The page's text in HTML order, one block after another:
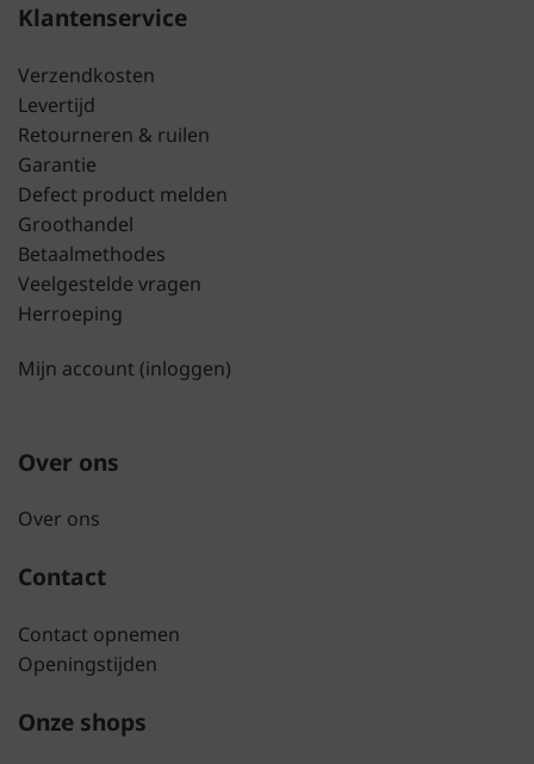
Klantenservice
Verzendkosten
Levertijd
Retourneren & ruilen
Garantie
Defect product melden
Groothandel
Betaalmethodes
Veelgestelde vragen
Herroeping
Mijn account (inloggen)
Over ons
Over ons
Contact
Contact opnemen
Openingstijden
Onze shops